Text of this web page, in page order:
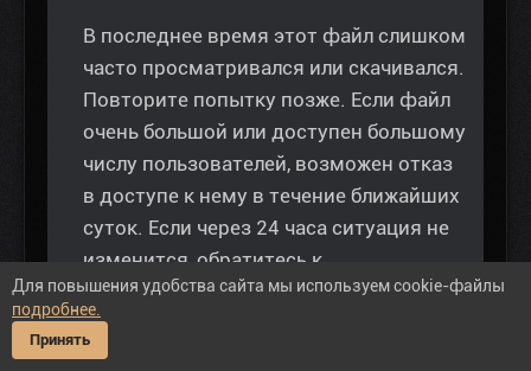
В последнее время этот файл слишком
часто просматривался или скачивался.
Повторите попытку позже. Если файл
очень большой или доступен большому
числу пользователей, возможен отказ
в доступе к нему в течение ближайших
суток. Если через 24 часа ситуация не
изменится, обратитесь к
администратору домена.
Геннадий,
Для повышения удобства сайта мы используем cookie-файлы
подробнее.
Принять